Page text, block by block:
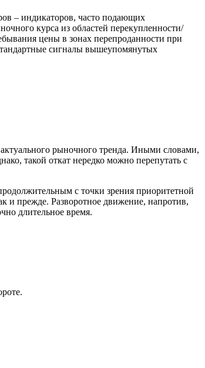
– индикаторов, часто подающих
курса из областей перекупленности/
цены в зонах перепроданности при
сигналы вышеупомянутых
рыночного тренда. Иными словами,
такой откат нередко можно перепутать с
с точки зрения приоритетной
и прежде. Разворотное движение, напротив,
длительное время.